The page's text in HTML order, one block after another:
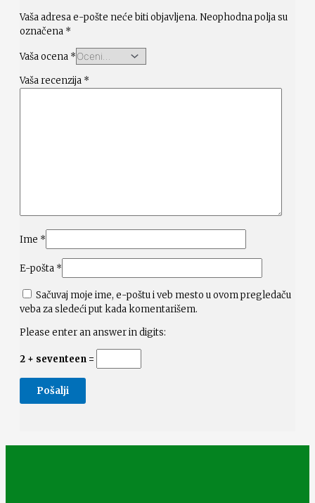
Vaša adresa e-pošte neće biti objavljena. Neophodna polja su
označena *
Vaša ocena *
Vaša recenzija *
Ime *
E-pošta *
Sačuvaj moje ime, e-poštu i veb mesto u ovom pregledaču
veba za sledeći put kada komentarišem.
Please enter an answer in digits:
2 + seventeen =